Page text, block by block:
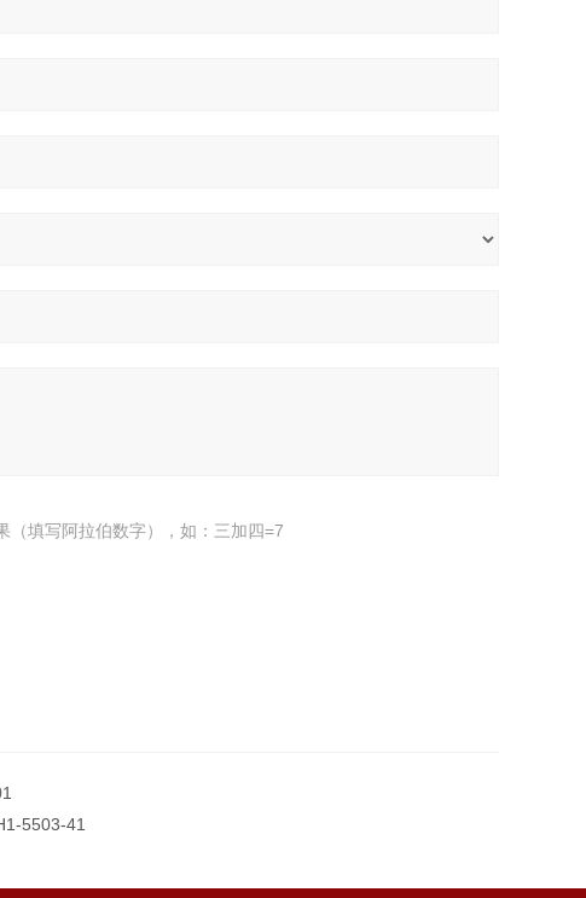
（填写阿拉伯数字），如：三加四=7
5503-41